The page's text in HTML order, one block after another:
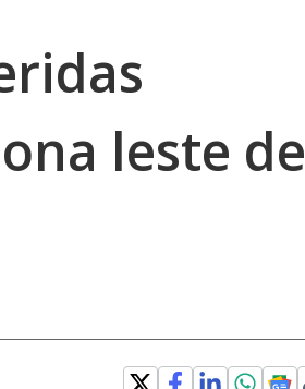
leste de